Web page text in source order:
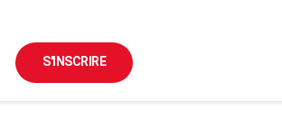
S'INSCRIRE